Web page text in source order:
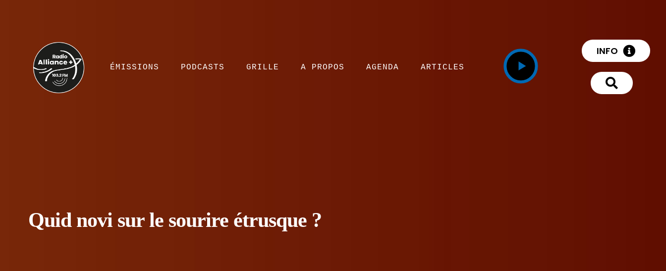
ÉMISSIONS PODCASTS GRILLE A PROPOS AGENDA ARTICLES
INFO
Quid novi sur le sourire étrusque ?